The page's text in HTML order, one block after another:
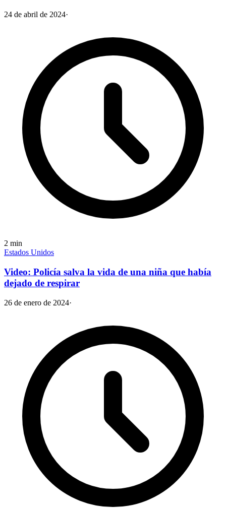
24 de abril de 2024·
2 min
Estados Unidos
Video: Policía salva la vida de una niña que había
dejado de respirar
26 de enero de 2024·